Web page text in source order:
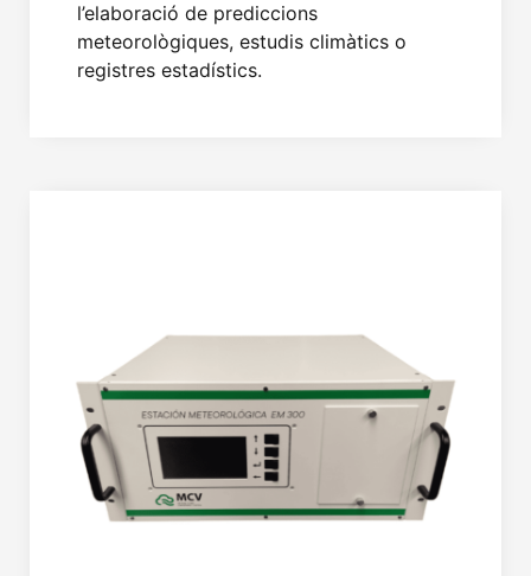
l’elaboració de prediccions
meteorològiques, estudis climàtics o
registres estadístics.